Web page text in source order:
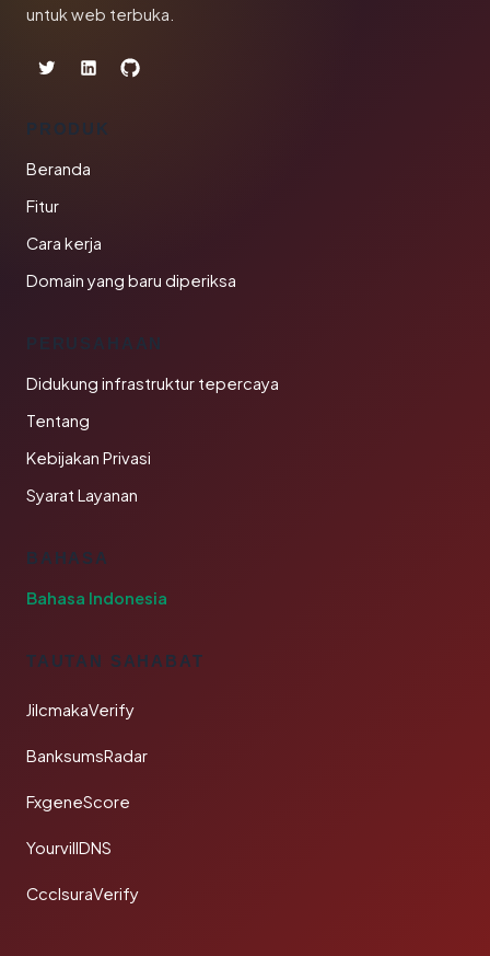
untuk web terbuka.
PRODUK
Beranda
Fitur
Cara kerja
Domain yang baru diperiksa
PERUSAHAAN
Didukung infrastruktur tepercaya
Tentang
Kebijakan Privasi
Syarat Layanan
BAHASA
Bahasa Indonesia
TAUTAN SAHABAT
JilcmakaVerify
BanksumsRadar
FxgeneScore
YourvillDNS
CcclsuraVerify